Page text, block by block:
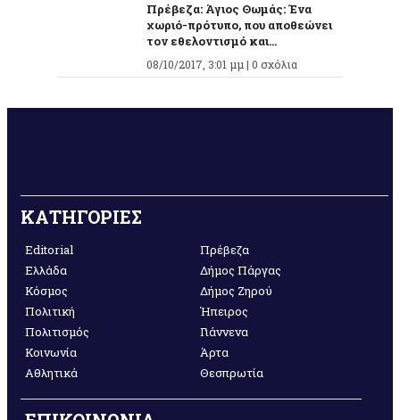
Πρέβεζα: Άγιος Θωμάς: Ένα
χωριό-πρότυπο, που αποθεώνει
τον εθελοντισμό και...
08/10/2017, 3:01 μμ | 0 σχόλια
ΚΑΤΗΓΟΡΙΕΣ
Editorial
Ελλάδα
Κόσμος
Πολιτική
Πολιτισμός
Κοινωνία
Αθλητικά
Πρέβεζα
Δήμος Πάργας
Δήμος Ζηρού
Ήπειρος
Γιάννενα
Άρτα
Θεσπρωτία